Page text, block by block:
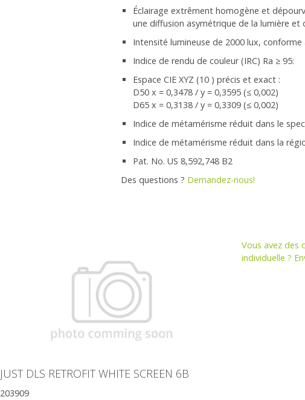
Éclairage extrêment homogène et
une diffusion asymétrique de la lumière et
Intensité lumineuse de 2000 lux, conforme
Indice de rendu de couleur (IRC) Ra ≥ 95:
Espace CIE XYZ (10 ) précis et exact :
D50 x = 0,3478 / y = 0,3595 (≤ 0,002)
D65 x = 0,3138 / y = 0,3309 (≤ 0,002)
Indice de métamérisme réduit dans le
Indice de métamérisme réduit dans la
Pat. No. US 8,592,748 B2
Des questions ? Demandez-nous!
JUST DLS RETROFIT WHITE SCREEN 6B
203909
Vous avez des
individuelle ?